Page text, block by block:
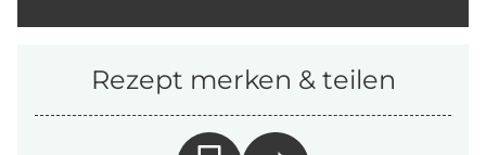
Rezept merken & teilen